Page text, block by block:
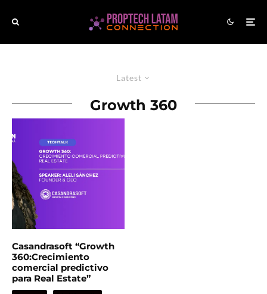
Latest
Growth 360
Casandrasoft “Growth
360:Crecimiento
comercial predictivo
para Real Estate”